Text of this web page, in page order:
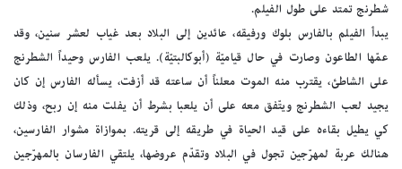
شطرنج تمتد على طول الفيلم.
يبدأ الفيلم بالفارس بلوك ورفيقه، عائدين إلى البلاد بعد غياب لعشر سنين، وقد
عمّها الطاعون وصارت في حال قياميّة (أبوكالبتيّة). يلعب الفارس وحيداً الشطرنج
على الشاطئ، يقترب منه الموت معلناً أن ساعته قد أزفت، يسأله الفارس إن كان
يجيد لعب الشطرنج ويتّفق معه على أن يلعبا بشرط أن يفلت منه إن ربح، وذلك
كي يطيل بقاءه على قيد الحياة في طريقه إلى قريته. بموازاة مشوار الفارسين،
هنالك عربة لمهرّجين تجول في البلاد وتقدّم عروضها، يلتقي الفارسان بالمهرّجين